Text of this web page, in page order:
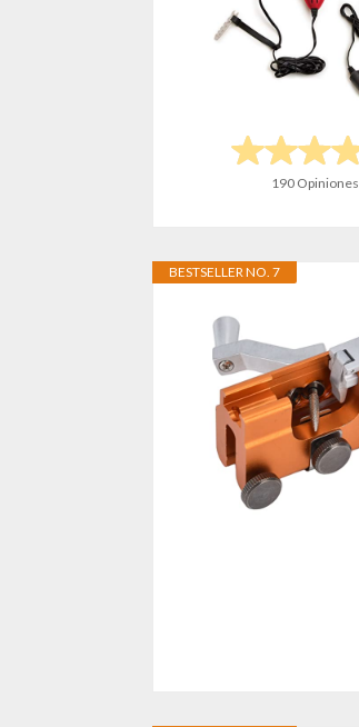
190 Opiniones
BESTSELLER NO. 7